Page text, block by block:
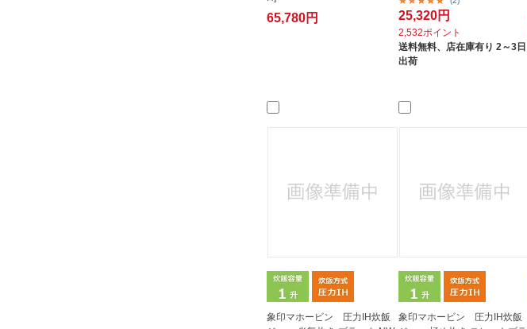
65,780円 25,320円
2,532ポイント
送料無料、 店在庫有り 2～3日
出荷
象印マホービン 圧力IH炊飯
象印マホービン 圧力IH炊飯